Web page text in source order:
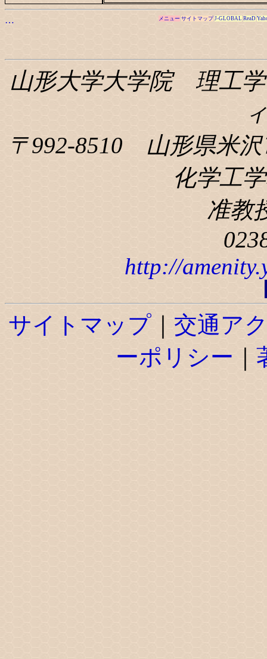
… メニュー サイトマップ J-GLOBAL ReaD
山形大学大学院 理工
〒992-8510 山形県米沢
化学工
准教
http://
サイトマップ
交通ア
ーポリシー